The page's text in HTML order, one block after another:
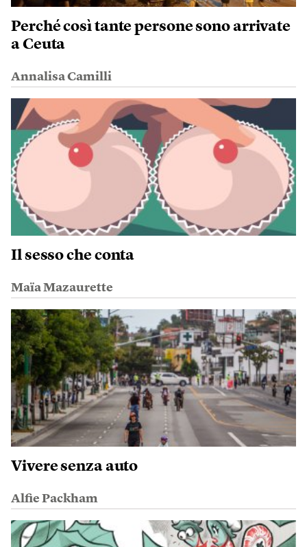
Perché così tante persone sono arrivate
a Ceuta
Annalisa Camilli
Il sesso che conta
Maïa Mazaurette
Vivere senza auto
Alfie Packham